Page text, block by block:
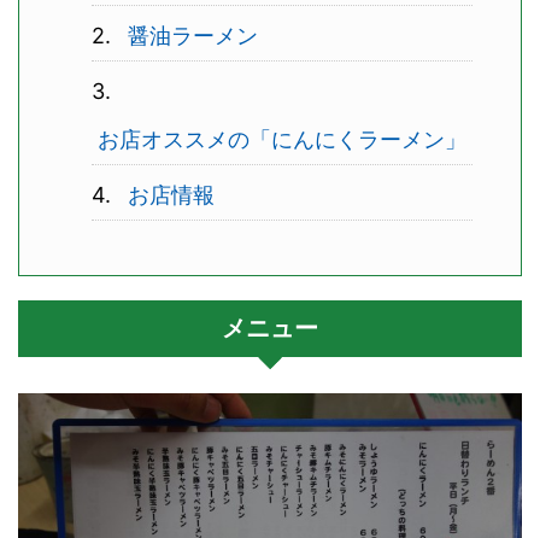
醤油ラーメン
お店オススメの「にんにくラーメン」
お店情報
メニュー